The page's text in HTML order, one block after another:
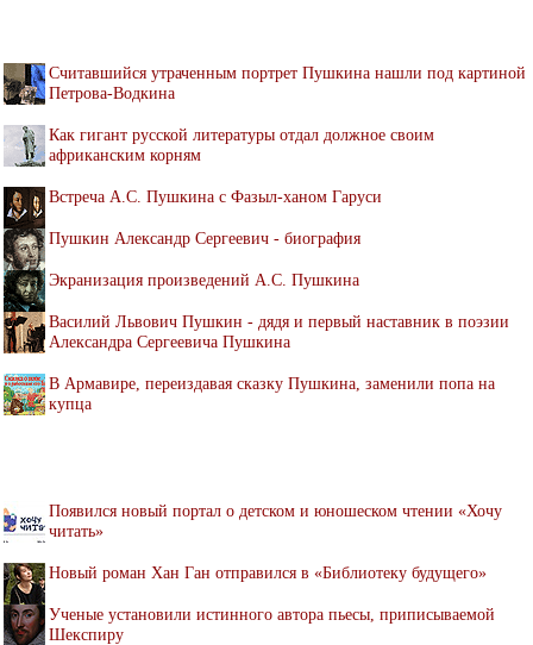
Считавшийся утраченным портрет Пушкина нашли под картиной
Петрова-Водкина
Как гигант русской литературы отдал должное своим
африканским корням
Встреча А.С. Пушкина с Фазыл-ханом Гаруси
Пушкин Александр Сергеевич - биография
Экранизация произведений А.С. Пушкина
Василий Львович Пушкин - дядя и первый наставник в поэзии
Александра Сергеевича Пушкина
В Армавире, переиздавая сказку Пушкина, заменили попа на
купца
Появился новый портал о детском и юношеском чтении «Хочу
читать»
Новый роман Хан Ган отправился в «Библиотеку будущего»
Ученые установили истинного автора пьесы, приписываемой
Шекспиру